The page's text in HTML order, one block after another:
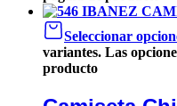
Seleccionar
variantes. Las
producto